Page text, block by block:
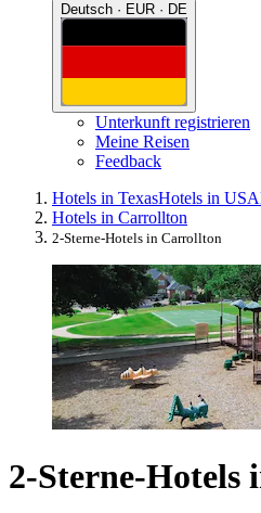
Deutsch · EUR · DE
Unterkunft registrieren
Meine Reisen
Feedback
Hotels in TexasHotels in USA
Hotels in Carrollton
2-Sterne-Hotels in Carrollton
2-Sterne-